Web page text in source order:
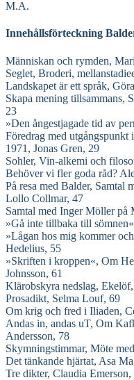
M.A.
Innehållsförteckning
Människan och rymden,
Seglet, Broderi,
Landskapet är ett språk,
Skapa mening tillsammans,
23
»Den ångestjagade tid av
Föredrag med
1971, Jonas Gren, 29
Sohler, Vin-alkemi och
Behöver vi fler goda råd?
På resa med Balder, Samtal
Lollo Collmar, 47
Samtal med Inger Möller på
»Gå inte tillbaka till
»Lågan hos mig kommer
Hedelius, 55
»Skriften i kroppen«, Om
Johnsson, 61
Klärobskyra nedslag,
Prosadikt, Selma Louf, 69
Om krig och fred i Iliaden,
Andas in, andas uT, Om
Andersson, 78
Skymningstimmar, Möte
Det tänkande hjärtat, Asa
Tre dikter, Claudia Emerson,